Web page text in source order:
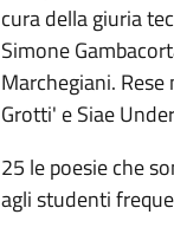
cura della giuria
Simone
Marchegiani.
Grotti' e Siae
25 le poesie che
agli studenti